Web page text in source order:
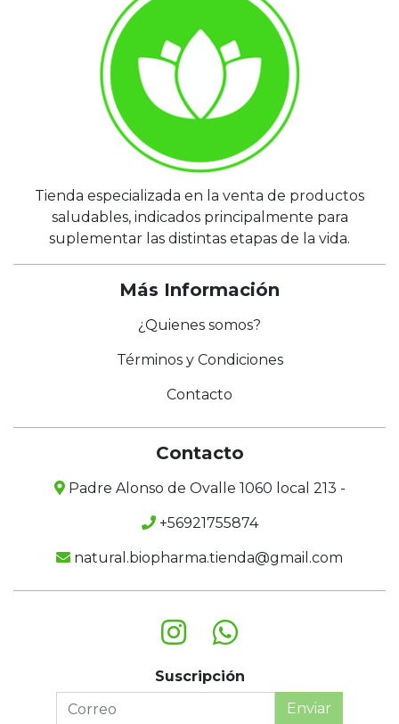
Tienda especializada en la venta de productos
saludables, indicados principalmente para
suplementar las distintas etapas de la vida.
Más Información
¿Quienes somos?
Términos y Condiciones
Contacto
Contacto
Padre Alonso de Ovalle 1060 local 213 -
+56921755874
natural.biopharma.tienda@gmail.com
Suscripción
Enviar